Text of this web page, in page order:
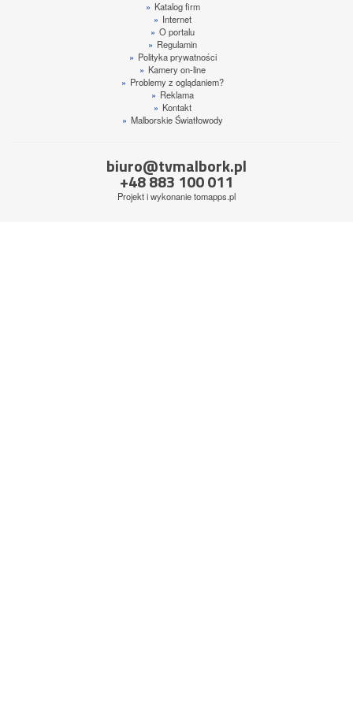
» Katalog firm
» Internet
» O portalu
» Regulamin
» Polityka prywatności
» Kamery on-line
» Problemy z oglądaniem?
» Reklama
» Kontakt
» Malborskie Światłowody
biuro@tvmalbork.pl
+48 883 100 011
Projekt i wykonanietomapps.pl